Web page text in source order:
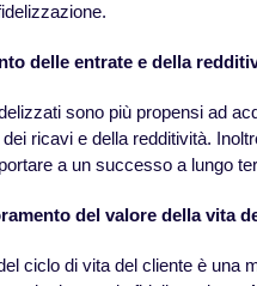
delle entrate e della
sono più propensi ad
ricavi e della redditività.
a un successo a lungo
del valore della vita
ciclo di vita del cliente è una